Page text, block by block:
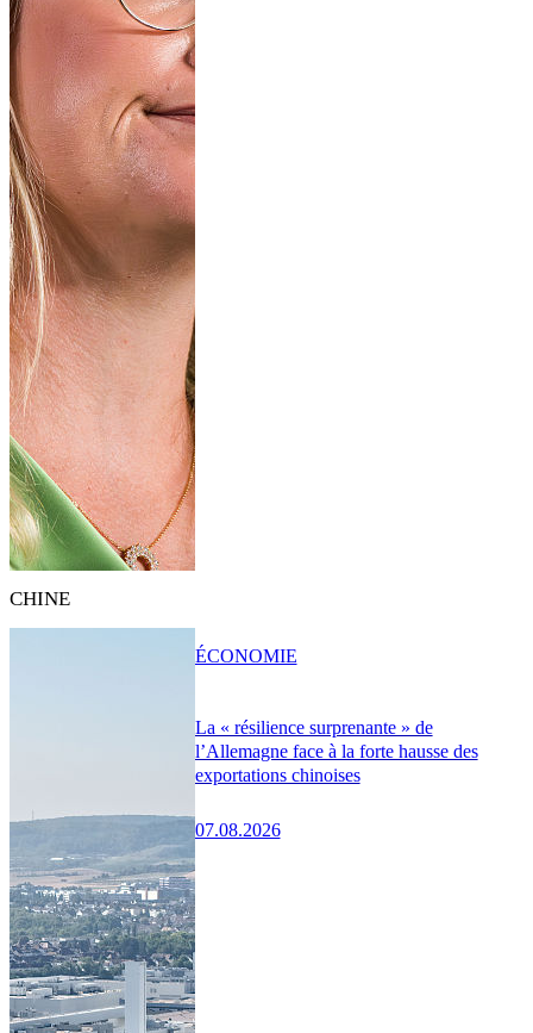
CHINE
La « résilience surprenante » de
l’Allemagne face à la forte hausse des
exportations chinoises
07.08.2026
ÉCONOMIE